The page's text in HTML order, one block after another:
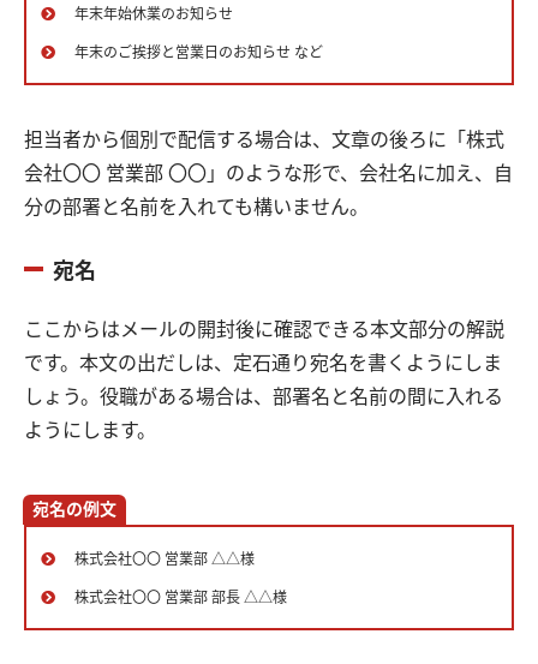
年末年始休業のお知らせ
年末のご挨拶と営業日のお知らせ など
担当者から個別で配信する場合は、文章の後ろに「株式
会社〇〇 営業部 〇〇」のような形で、会社名に加え、自
分の部署と名前を入れても構いません。
宛名
ここからはメールの開封後に確認できる本文部分の解説
です。本文の出だしは、定石通り宛名を書くようにしま
しょう。役職がある場合は、部署名と名前の間に入れる
ようにします。
宛名の例文
株式会社〇〇 営業部 △△様
株式会社〇〇 営業部 部長 △△様